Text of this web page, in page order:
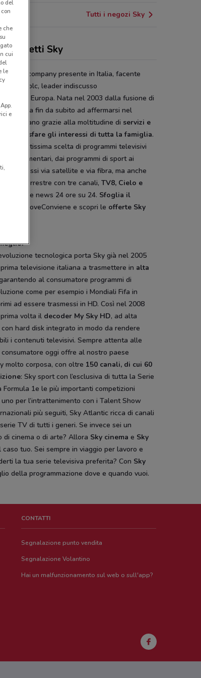
Tutti i negozi Sky
Sky
media company presente in Italia, facente
Sky plc, leader indiscusso
in Europa. Nata nel 2003 dalla fusione di
inizia fin da subito ad affermarsi nel
italiano grazie alla moltitudine di servizi e
a soddisfare gli interessi di tutta la famiglia.
una vastissima scelta di programmi televisivi
ai documentari, dai programmi di sport ai
trasmessi via satellite e via fibra, ma anche
terrestre con tre canali,TV8, Cielo e
le ultime news 24 ore su 24. Sfoglia il
su DoveConviene e scopri le offerte Sky
tecnologica porta Sky già nel 2005
televisione italiana a trasmettere in alta
al consumatore programmi di
come per esempio i Mondiali Fifa in
ad essere trasmessi in HD. Così nel 2008
volta il decoder My Sky HD, ad alta
hard disk integrato in modo da rendere
i contenuti televisivi. Sempre attenta alle
oggi offre al nostro paese
molto corposa, con oltre 150 canali, di cui 60
: Sky sport con l’esclusiva di tutta la Serie
Formula 1e le più importanti competizioni
per l’intrattenimento con i Talent Show
più seguiti, Sky Atlantic ricca di canali
TV di tutti i generi. Se invece sei un
di cinema o di arte? Allora Sky cinema e Sky
tuo. Sei sempre in viaggio per lavoro e
la tua serie televisiva preferita? Con Sky
della programmazione dove e quando vuoi.
CONTATTI
Segnalazione punto vendita
Segnalazione Volantino
Hai un malfunzionamento sul web o sull'app?
del
che
cui
le
e